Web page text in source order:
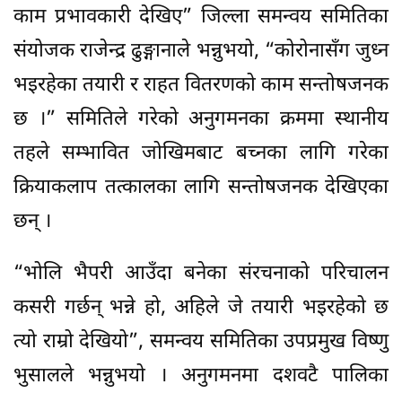
काम प्रभावकारी देखिए” जिल्ला समन्वय समितिका
संयोजक राजेन्द्र ढुङ्गानाले भन्नुभयो, “कोरोनासँग जुध्न
भइरहेका तयारी र राहत वितरणको काम सन्तोषजनक
छ ।” समितिले गरेको अनुगमनका क्रममा स्थानीय
तहले सम्भावित जोखिमबाट बच्नका लागि गरेका
क्रियाकलाप तत्कालका लागि सन्तोषजनक देखिएका
छन् ।
“भोलि भैपरी आउँदा बनेका संरचनाको परिचालन
कसरी गर्छन् भन्ने हो, अहिले जे तयारी भइरहेको छ
त्यो राम्रो देखियो”, समन्वय समितिका उपप्रमुख विष्णु
भुसालले भन्नुभयो । अनुगमनमा दशवटै पालिका